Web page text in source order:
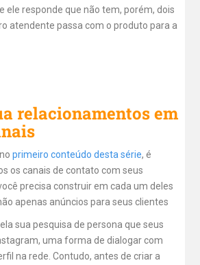
ele responde que não tem, porém, dois
atendente passa com o produto para a
relacionamentos em
primeiro conteúdo desta série, é
os canais de contato com seus
precisa construir em cada um deles
apenas anúncios para seus clientes
sua pesquisa de persona que seus
uma forma de dialogar com
na rede. Contudo, antes de criar a